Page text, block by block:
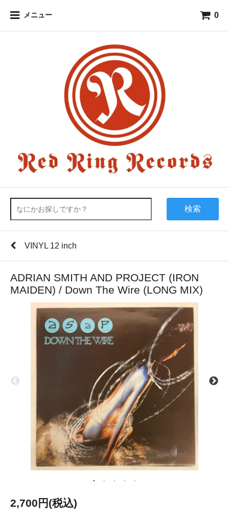
メニュー 0
検索
VINYL 12 inch
ADRIAN SMITH AND PROJECT (IRON
MAIDEN) / Down The Wire (LONG MIX)
2,700円(税込)